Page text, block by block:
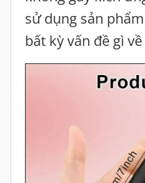
sử dụng sản
bất kỳ vấn đề gì về